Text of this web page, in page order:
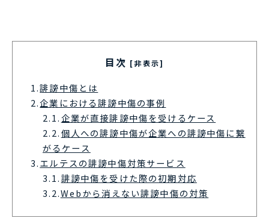
目次 [非表示]
1.誹謗中傷とは
2.企業における誹謗中傷の事例
2.1.企業が直接誹謗中傷を受けるケース
2.2.個人への誹謗中傷が企業への誹謗中傷に繋
がるケース
3.エルテスの誹謗中傷対策サービス
3.1.誹謗中傷を受けた際の初期対応
3.2.Webから消えない誹謗中傷の対策